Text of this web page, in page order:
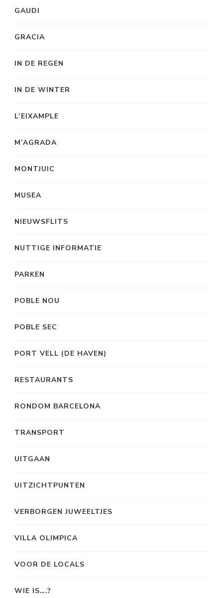
GAUDI
GRACIA
IN DE REGEN
IN DE WINTER
L’EIXAMPLE
M’AGRADA
MONTJUIC
MUSEA
NIEUWSFLITS
NUTTIGE INFORMATIE
PARKEN
POBLE NOU
POBLE SEC
PORT VELL (DE HAVEN)
RESTAURANTS
RONDOM BARCELONA
TRANSPORT
UITGAAN
UITZICHTPUNTEN
VERBORGEN JUWEELTJES
VILLA OLIMPICA
VOOR DE LOCALS
WIE IS….?